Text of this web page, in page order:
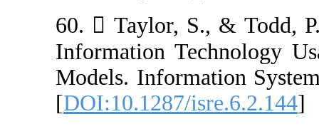
60.  Taylor,
Information
Models.
[DOI:10.1287/